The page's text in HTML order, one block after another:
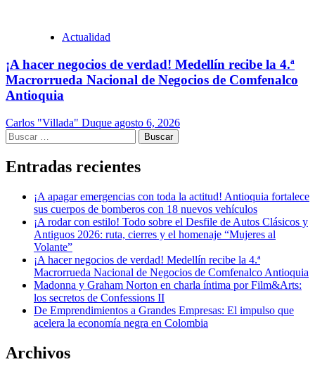
Actualidad
¡A hacer negocios de verdad! Medellín recibe la 4.ª
Macrorrueda Nacional de Negocios de Comfenalco
Antioquia
Carlos "Villada" Duque agosto 6, 2026
Buscar:
Entradas recientes
¡A apagar emergencias con toda la actitud! Antioquia fortalece
sus cuerpos de bomberos con 18 nuevos vehículos
¡A rodar con estilo! Todo sobre el Desfile de Autos Clásicos y
Antiguos 2026: ruta, cierres y el homenaje “Mujeres al
Volante”
¡A hacer negocios de verdad! Medellín recibe la 4.ª
Macrorrueda Nacional de Negocios de Comfenalco Antioquia
Madonna y Graham Norton en charla íntima por Film&Arts:
los secretos de Confessions II
De Emprendimientos a Grandes Empresas: El impulso que
acelera la economía negra en Colombia
Archivos